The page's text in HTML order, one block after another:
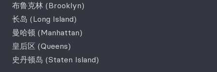
布鲁克林 (Brooklyn)
长岛 (Long Island)
曼哈顿 (Manhattan)
皇后区 (Queens)
史丹顿岛 (Staten Island)